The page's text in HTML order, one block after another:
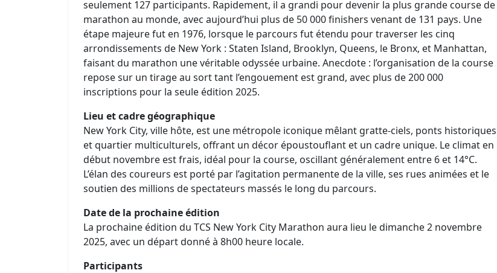
seulement 127 participants. Rapidement, il a grandi pour devenir la plus grande course de
marathon au monde, avec aujourd’hui plus de 50 000 finishers venant de 131 pays. Une
étape majeure fut en 1976, lorsque le parcours fut étendu pour traverser les cinq
arrondissements de New York : Staten Island, Brooklyn, Queens, le Bronx, et Manhattan,
faisant du marathon une véritable odyssée urbaine. Anecdote : l’organisation de la course
repose sur un tirage au sort tant l’engouement est grand, avec plus de 200 000
inscriptions pour la seule édition 2025.
Lieu et cadre géographique
New York City, ville hôte, est une métropole iconique mêlant gratte-ciels, ponts historiques
et quartier multiculturels, offrant un décor époustouflant et un cadre unique. Le climat en
début novembre est frais, idéal pour la course, oscillant généralement entre 6 et 14°C.
L’élan des coureurs est porté par l’agitation permanente de la ville, ses rues animées et le
soutien des millions de spectateurs massés le long du parcours.
Date de la prochaine édition
La prochaine édition du TCS New York City Marathon aura lieu le dimanche 2 novembre
2025, avec un départ donné à 8h00 heure locale.
Participants